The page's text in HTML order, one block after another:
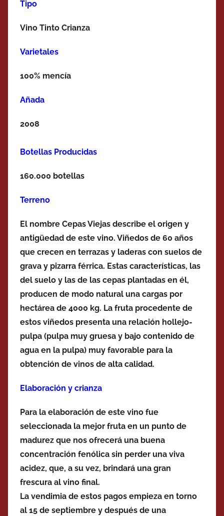
Tipo
Vino Tinto Crianza
Varietales
100% mencía
Añada
2008
Botellas Producidas
160.000 botellas
Terreno
El nombre Cepas Viejas describe el origen y
antigüedad de este vino. Viñedos de 60 años
que crecen en terrazas y laderas con suelos de
grava y pizarra férrica. Estas características, las
del suelo y las de las cepas plantadas en él,
producen de modo natural una cargas por
hectárea de 4000 kg. La fruta procedente de
estos viñedos presenta una relación hollejo-
pulpa (pulpa muy gruesa y bajo contenido de
agua en la pulpa) muy favorable para la
obtención de vinos de alta calidad.
Elaboración y crianza
Para la elaboración de este vino fue
seleccionada la mejor fruta en un punto de
madurez que nos ofrecerá una buena
concentración fenólica sin perder una viva
acidez, que, a su vez, brindará una gran
frescura al vino final.
La vendimia de estos pagos empieza en torno
al 15 de septiembre y después de una